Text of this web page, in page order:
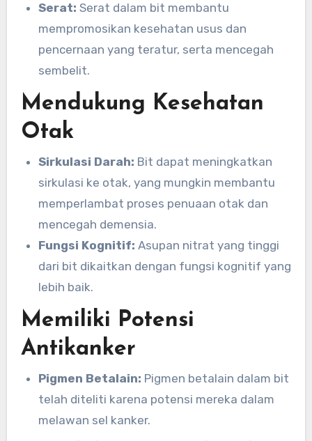
Serat: Serat dalam bit membantu
mempromosikan kesehatan usus dan
pencernaan yang teratur, serta mencegah
sembelit.
Mendukung Kesehatan
Otak
Sirkulasi Darah: Bit dapat meningkatkan
sirkulasi ke otak, yang mungkin membantu
memperlambat proses penuaan otak dan
mencegah demensia.
Fungsi Kognitif: Asupan nitrat yang tinggi
dari bit dikaitkan dengan fungsi kognitif yang
lebih baik.
Memiliki Potensi
Antikanker
Pigmen Betalain: Pigmen betalain dalam bit
telah diteliti karena potensi mereka dalam
melawan sel kanker.